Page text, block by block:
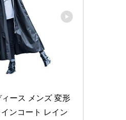
ース メンズ 変形
ンコート レイン